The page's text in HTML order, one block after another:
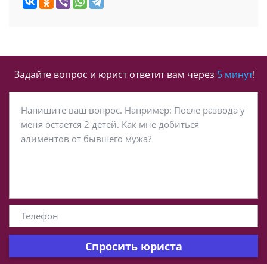
Задайте вопрос и юрист ответит вам через 5 минут!
Спросить юриста